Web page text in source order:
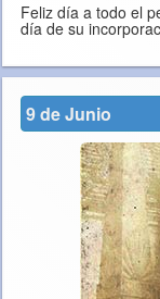
Feliz día a todo el
9 de Junio